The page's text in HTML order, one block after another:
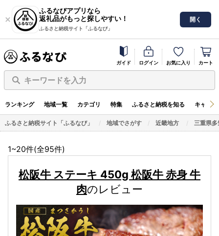
ふるなびアプリなら
返礼品がもっと探しやすい！
ふるさと納税サイト「ふるなび」
開く
ガイド ログイン お気に入り カート
キーワードを入力
ランキング 地域一覧 カテゴリ 特集 ふるさと納税を知る キャン
ふるさと納税サイト「ふるなび」 地域でさがす 近畿地方 三重県多
1~20件(全95件)
松阪牛 ステーキ 450g 松阪牛 赤身 牛
肉のレビュー